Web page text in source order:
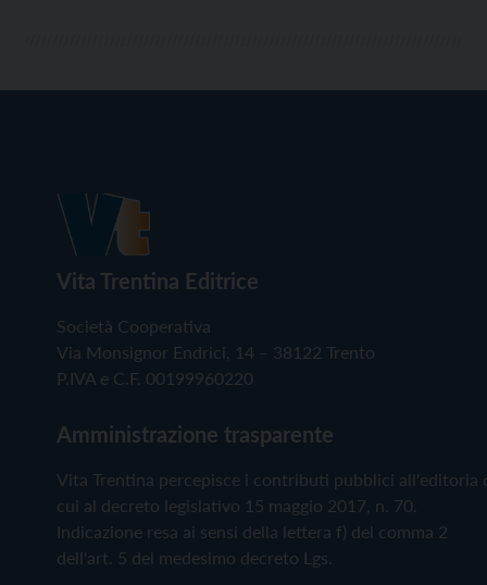
Vita Trentina Editrice
Società Cooperativa
Via Monsignor Endrici, 14 – 38122 Trento
P.IVA e C.F. 00199960220
Amministrazione trasparente
Vita Trentina percepisce i contributi pubblici all'editoria
cui al decreto legislativo 15 maggio 2017, n. 70.
Indicazione resa ai sensi della lettera f) del comma 2
dell'art. 5 del medesimo decreto Lgs.